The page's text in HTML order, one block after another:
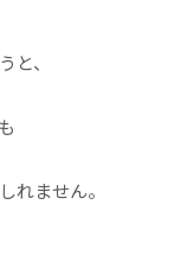
、
れません。